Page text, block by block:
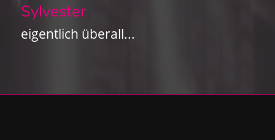
Sylvester
eigentlich überall...